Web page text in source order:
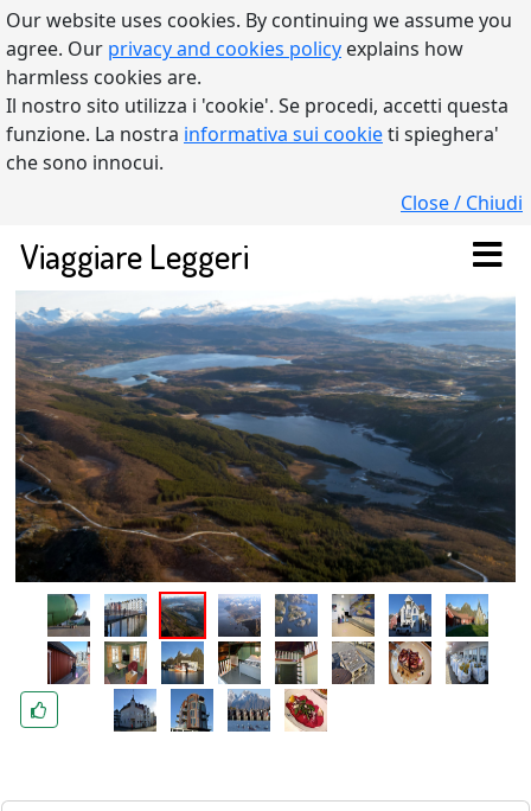
Our website uses cookies. By continuing we assume you
agree. Our privacy and cookies policy explains how
harmless cookies are.
Il nostro sito utilizza i 'cookie'. Se procedi, accetti questa
funzione. La nostra informativa sui cookieti spieghera'
che sono innocui.
Close / Chiudi
Viaggiare Leggeri